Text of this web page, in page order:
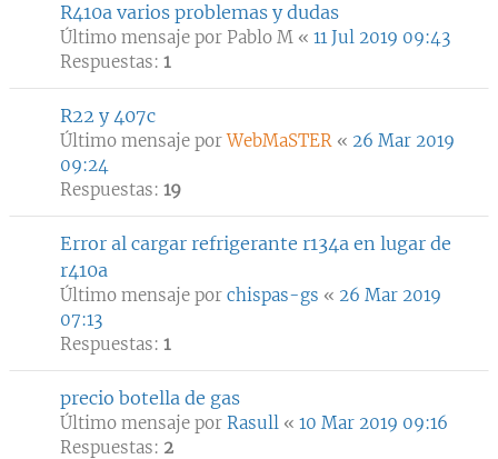
R410a varios problemas y dudas
Último mensaje por Pablo M « 11 Jul 2019 09:43
Respuestas: 1
R22 y 407c
Último mensaje porWebMaSTER « 26 Mar 2019
09:24
Respuestas: 19
Error al cargar refrigerante r134a en lugar de
r410a
Último mensaje por chispas-gs « 26 Mar 2019
07:13
Respuestas: 1
precio botella de gas
Último mensaje por Rasull « 10 Mar 2019 09:16
Respuestas: 2